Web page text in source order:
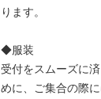
ります。
◆服装
受付をスムーズに
めに、ご集合の際